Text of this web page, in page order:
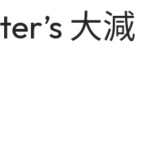
大減